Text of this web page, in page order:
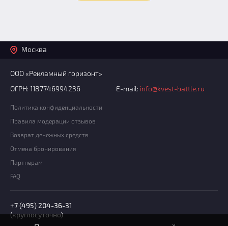
Москва
ООО «Рекламный горизонт»
ОГРН: 1187746994236
E-mail: info@kvest-battle.ru
Политика конфиденциальности
Правила модерации отзывов
Возврат денежных средств
Отмена бронирования
Партнерам
FAQ
+7 (495) 204-36-31
(круглосуточно)